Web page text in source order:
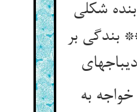
شکلی
بندگی بر
به